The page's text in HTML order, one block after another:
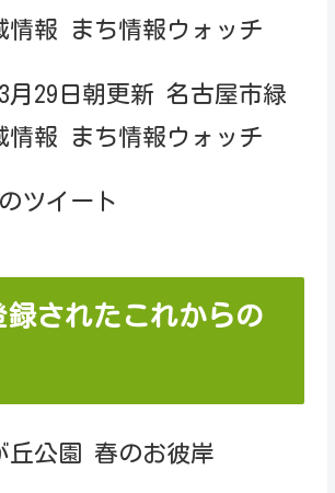
情報 まち情報ウォッチ
月29日朝更新 名古屋市緑
情報 まち情報ウォッチ
ツイート
録されたこれからの
丘公園 春のお彼岸